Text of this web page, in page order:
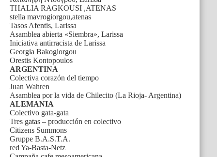
THALIA RAGKOUSI ,ATENAS
stella mavrogiorgou,atenas
Tasos Afentis, Larissa
Asamblea abierta «Siembra», Larissa
Iniciativa antirracista de Larissa
Georgia Bakogiorgou
Orestis Kontopoulos
ARGENTINA
Colectiva corazón del tiempo
Juan Wahren
Asamblea por la vida de Chilecito (La Rioja- Argentina)
ALEMANIA
Colectivo gata-gata
Tres gatas – producción en colectivo
Citizens Summons
Gruppe B.A.S.T.A.
red Ya-Basta-Netz